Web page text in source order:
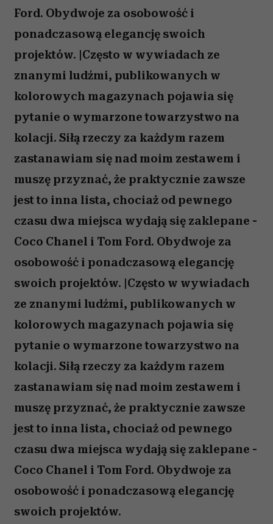
Ford. Obydwoje za osobowość i
ponadczasową elegancję swoich
projektów. |Często w wywiadach ze
znanymi ludźmi, publikowanych w
kolorowych magazynach pojawia się
pytanie o wymarzone towarzystwo na
kolacji. Siłą rzeczy za każdym razem
zastanawiam się nad moim zestawem i
muszę przyznać, że praktycznie zawsze
jest to inna lista, chociaż od pewnego
czasu dwa miejsca wydają się zaklepane -
Coco Chanel i Tom Ford. Obydwoje za
osobowość i ponadczasową elegancję
swoich projektów. |Często w wywiadach
ze znanymi ludźmi, publikowanych w
kolorowych magazynach pojawia się
pytanie o wymarzone towarzystwo na
kolacji. Siłą rzeczy za każdym razem
zastanawiam się nad moim zestawem i
muszę przyznać, że praktycznie zawsze
jest to inna lista, chociaż od pewnego
czasu dwa miejsca wydają się zaklepane -
Coco Chanel i Tom Ford. Obydwoje za
osobowość i ponadczasową elegancję
swoich projektów.